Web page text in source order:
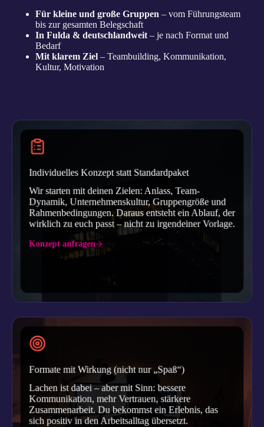
Für kleine und große Gruppen – vom Führungsteam
bis zur gesamten Belegschaft
In Fulda & deutschlandweit – je nach Format und
Bedarf
Mit klarem Ziel – Teambuilding, Kommunikation,
Kultur, Motivation
Individuelles Konzept statt Standardpaket
Wir starten mit deinen Zielen: Anlass, Team-
Dynamik, Unternehmenskultur, Gruppengröße und
Rahmenbedingungen. Daraus entsteht ein Ablauf, der
wirklich zu euch passt – nicht zu irgendeiner Vorlage.
Konzept anfragen
Formate mit Wirkung (nicht nur „Spaß“)
Lachen ist dabei – aber mit Sinn: bessere
Kommunikation, mehr Vertrauen, stärkere
Zusammenarbeit. Du bekommst ein Erlebnis, das
sich positiv in den Arbeitsalltag übersetzt.